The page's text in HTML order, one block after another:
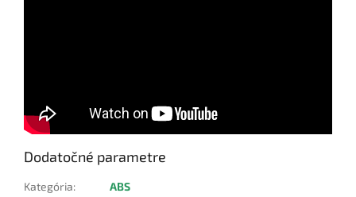
Dodatočné parametre
Kategória:
ABS